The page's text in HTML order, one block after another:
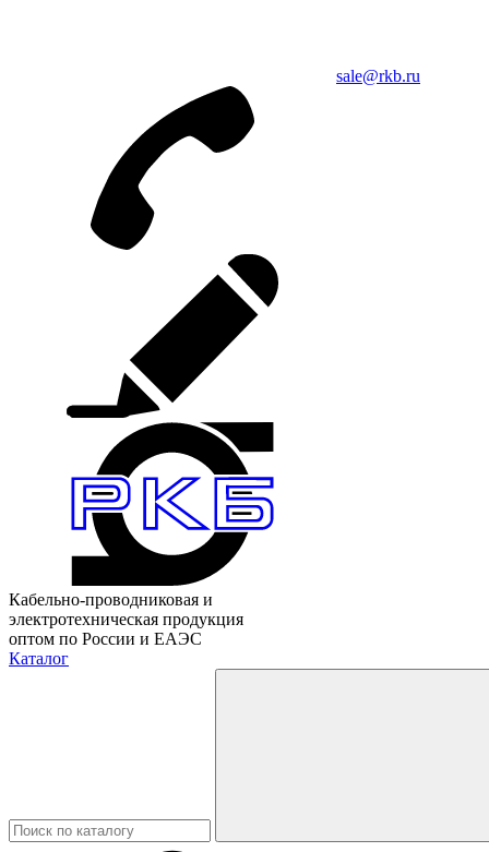
sale@rkb.ru
Кабельно-проводниковая и
электротехническая продукция
оптом по России и ЕАЭС
Каталог